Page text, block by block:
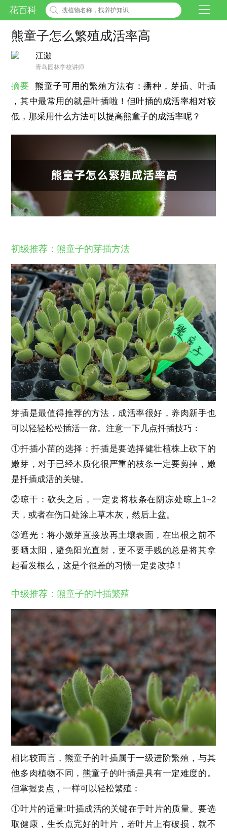
花百科
熊童子怎么繁殖成活率高
江灏
青岛园林学校讲师
摘要
熊童子可用的繁殖方法有：播种，芽插、叶插
，其中最常用的就是叶插啦！但叶插的成活率相对较
低，那采用什么方法可以提高熊童子的成活率呢？
初级推荐：熊童子的芽插方法
芽插是最值得推荐的方法，成活率很好，养肉新手也
可以轻轻松松插活一盆。注意一下几点扦插技巧：
①扦插小苗的选择：扦插是要选择健壮植株上砍下的
嫩芽，对于已经木质化很严重的枝条一定要剪掉，嫩
是扦插成活的关键。
②晾干：砍头之后，一定要将枝条在阴凉处晾上1~2
天，或者在伤口处涂上草木灰，然后上盆。
③遮光：将小嫩芽直接放再土壤表面，在出根之前不
要晒太阳，避免阳光直射，更不要手贱的总是将其拿
起看发根么，这是个很差的习惯一定要改掉！
中级推荐：熊童子的叶插繁殖
相比较而言，熊童子的叶插属于一级进阶繁殖，与其
他多肉植物不同，熊童子的叶插是具有一定难度的。
但掌握要点，一样可以轻松繁殖：
①叶片的适量:叶插成活的关键在于叶片的质量。要选
取健康，生长点完好的叶片，若叶片上有破损，就不